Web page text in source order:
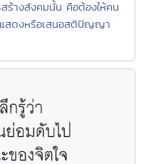
สร้างสังคมนั้น คือต้องให้คน
แสดงหรือเสนอสติปัญญา